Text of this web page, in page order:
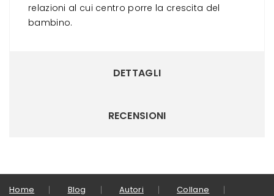
relazioni al cui centro porre la crescita del
bambino.
DETTAGLI
RECENSIONI
Home Blog Autori
Collane